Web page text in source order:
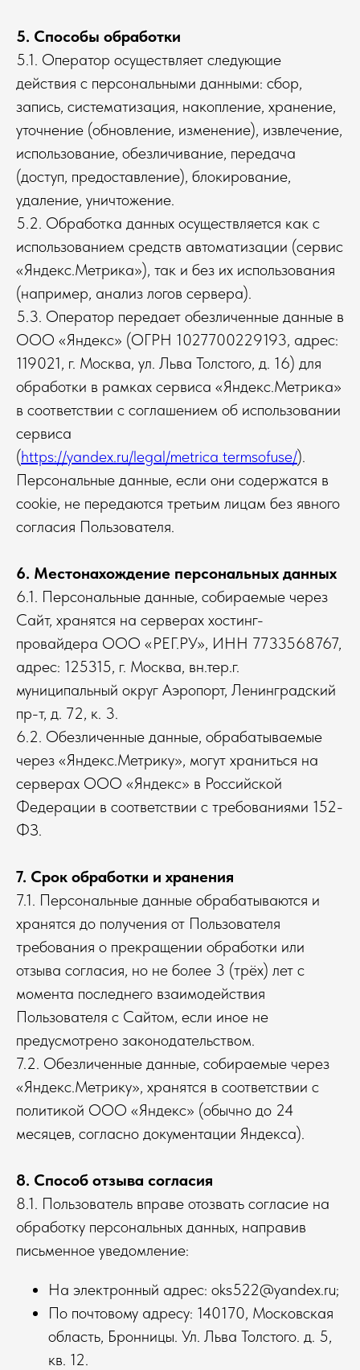
5. Способы обработки
5.1. Оператор осуществляет следующие
действия с персональными данными: сбор,
запись, систематизация, накопление, хранение,
уточнение (обновление, изменение), извлечение,
использование, обезличивание, передача
(доступ, предоставление), блокирование,
удаление, уничтожение.
5.2. Обработка данных осуществляется как с
использованием средств автоматизации (сервис
«Яндекс.Метрика»), так и без их использования
(например, анализ логов сервера).
5.3. Оператор передает обезличенные данные в
ООО «Яндекс» (ОГРН 1027700229193, адрес:
119021, г. Москва, ул. Льва Толстого, д. 16) для
обработки в рамках сервиса «Яндекс.Метрика»
в соответствии с соглашением об использовании
сервиса
(https://yandex.ru/legal/metrica_termsofuse/).
Персональные данные, если они содержатся в
cookie, не передаются третьим лицам без явного
согласия Пользователя.
6. Местонахождение персональных данных
6.1. Персональные данные, собираемые через
Сайт, хранятся на серверах хостинг-
провайдера ООО «РЕГ.РУ», ИНН 7733568767,
адрес: 125315, г. Москва, вн.тер.г.
муниципальный округ Аэропорт, Ленинградский
пр-т, д. 72, к. 3.
6.2. Обезличенные данные, обрабатываемые
через «Яндекс.Метрику», могут храниться на
серверах ООО «Яндекс» в Российской
Федерации в соответствии с требованиями 152-
ФЗ.
7. Срок обработки и хранения
7.1. Персональные данные обрабатываются и
хранятся до получения от Пользователя
требования о прекращении обработки или
отзыва согласия, но не более 3 (трёх) лет с
момента последнего взаимодействия
Пользователя с Сайтом, если иное не
предусмотрено законодательством.
7.2. Обезличенные данные, собираемые через
«Яндекс.Метрику», хранятся в соответствии с
политикой ООО «Яндекс» (обычно до 24
месяцев, согласно документации Яндекса).
8. Способ отзыва согласия
8.1. Пользователь вправе отозвать согласие на
обработку персональных данных, направив
письменное уведомление:
На электронный адрес: oks522@yandex.ru;
По почтовому адресу: 140170, Московская
область, Бронницы. Ул. Льва Толстого. д. 5,
кв. 12.